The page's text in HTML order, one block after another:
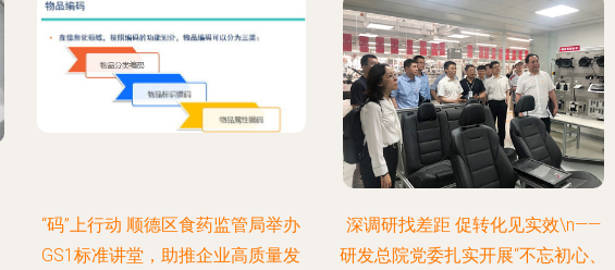
“码”上行动 顺德区食药监管局举办
GS1标准讲堂，助推企业高质量发
深调研找差距 促转化见实效\n——
研发总院党委扎实开展“不忘初心、